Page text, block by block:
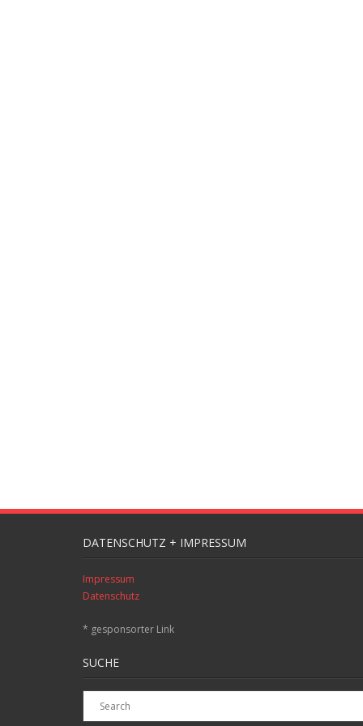
DATENSCHUTZ + IMPRESSUM
Impressum
Datenschutz
* gesponsorter Link
SUCHE